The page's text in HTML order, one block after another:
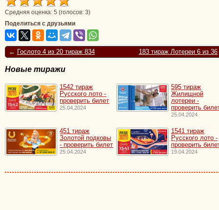
Средняя оценка: 5 (голосов: 3)
Поделиться с друзьями
← Гослото 4 из 20 тираж 834 183 тираж Лотереи 6 из 36
Новые тиражи
1542 тираж
Русского лото -
проверить билет
25.04.2024
595 тираж
Жилищной
лотереи -
проверить
25.04.2024
451 тираж
Золотой подковы
- проверить билет
25.04.2024
1541 тираж
Русского лото -
проверить
19.04.2024